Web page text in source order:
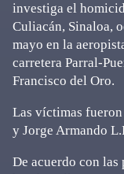
investiga el
Culiacán, Sinaloa,
mayo en la
carretera Parral-
Francisco del Oro.
Las víctimas
y Jorge Armando
De acuerdo con